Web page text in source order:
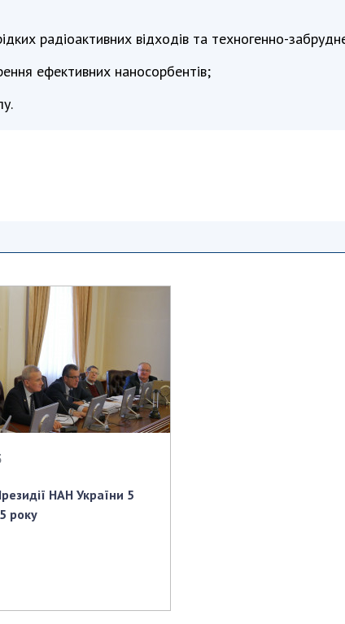
радіоактивних відходів та техногенно-
ефективних наносорбентів;
НАН України 5
року